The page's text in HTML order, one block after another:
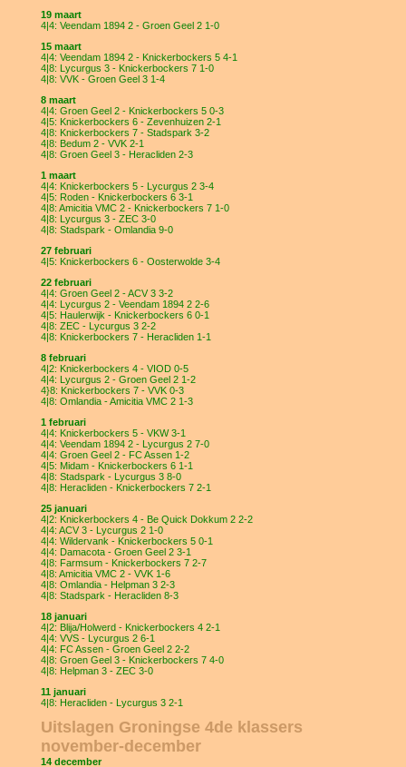
19 maart
4|4: Veendam 1894 2 - Groen Geel 2 1-0
15 maart
4|4: Veendam 1894 2 - Knickerbockers 5 4-1
4|8: Lycurgus 3 - Knickerbockers 7 1-0
4|8: VVK - Groen Geel 3 1-4
8 maart
4|4: Groen Geel 2 - Knickerbockers 5 0-3
4|5: Knickerbockers 6 - Zevenhuizen 2-1
4|8: Knickerbockers 7 - Stadspark 3-2
4|8: Bedum 2 - VVK 2-1
4|8: Groen Geel 3 - Heracliden 2-3
1 maart
4|4: Knickerbockers 5 - Lycurgus 2 3-4
4|5: Roden - Knickerbockers 6 3-1
4|8: Amicitia VMC 2 - Knickerbockers 7 1-0
4|8: Lycurgus 3 - ZEC 3-0
4|8: Stadspark - Omlandia 9-0
27 februari
4|5: Knickerbockers 6 - Oosterwolde 3-4
22 februari
4|4: Groen Geel 2 - ACV 3 3-2
4|4: Lycurgus 2 - Veendam 1894 2 2-6
4|5: Haulerwijk - Knickerbockers 6 0-1
4|8: ZEC - Lycurgus 3 2-2
4|8: Knickerbockers 7 - Heracliden 1-1
8 februari
4|2: Knickerbockers 4 - VIOD 0-5
4|4: Lycurgus 2 - Groen Geel 2 1-2
4}8: Knickerbockers 7 - VVK 0-3
4|8: Omlandia - Amicitia VMC 2 1-3
1 februari
4|4: Knickerbockers 5 - VKW 3-1
4|4: Veendam 1894 2 - Lycurgus 2 7-0
4|4: Groen Geel 2 - FC Assen 1-2
4|5: Midam - Knickerbockers 6 1-1
4|8: Stadspark - Lycurgus 3 8-0
4|8: Heracliden - Knickerbockers 7 2-1
25 januari
4|2: Knickerbockers 4 - Be Quick Dokkum 2 2-2
4|4: ACV 3 - Lycurgus 2 1-0
4|4: Wildervank - Knickerbockers 5 0-1
4|4: Damacota - Groen Geel 2 3-1
4|8: Farmsum - Knickerbockers 7 2-7
4|8: Amicitia VMC 2 - VVK 1-6
4|8: Omlandia - Helpman 3 2-3
4|8: Stadspark - Heracliden 8-3
18 januari
4|2: Blija/Holwerd - Knickerbockers 4 2-1
4|4: VVS - Lycurgus 2 6-1
4|4: FC Assen - Groen Geel 2 2-2
4|8: Groen Geel 3 - Knickerbockers 7 4-0
4|8: Helpman 3 - ZEC 3-0
11 januari
4|8: Heracliden - Lycurgus 3 2-1
Uitslagen Groningse 4de klassers
november-december
14 december